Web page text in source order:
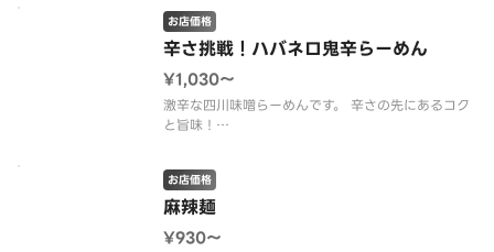
辛さ挑戦！ハバネロ鬼辛らーめん
お店価格
¥1,030〜
激辛な四川味噌らーめんです。 辛さの先にあるコク
と旨味！
※10辛は危険な辛さですので、初めての方は5辛か
らお試しください。
麻辣麺
お店価格
¥930〜